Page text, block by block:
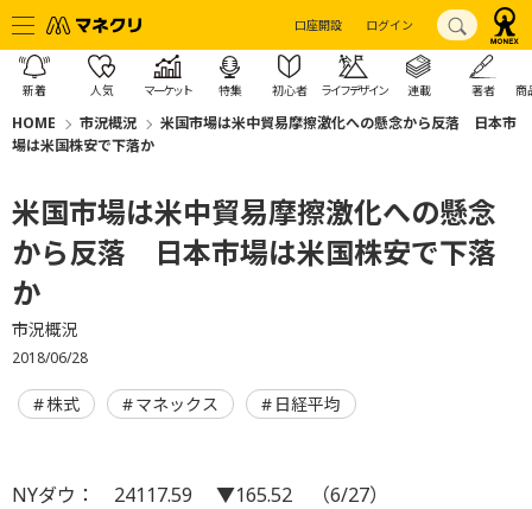
口座開設 ログイン
新着 人気 マーケット 特集 初心者 ライフデザイン 連載 著者 商
HOME 市況概況
米国市場は米中貿易摩擦激化への懸念から反落 日本市
場は米国株安で下落か
米国市場は米中貿易摩擦激化への懸念
から反落 日本市場は米国株安で下落
か
市況概況
2018/06/28
株式 マネックス 日経平均
NYダウ： 24117.59 ▼165.52 （6/27）